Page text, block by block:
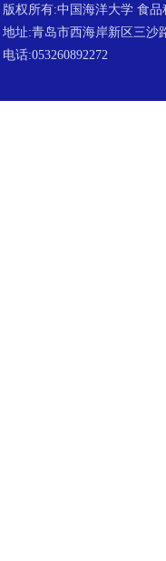
版权所有:中国海洋大学 食
地址:青岛市西海岸新区三沙
电话:053260892272